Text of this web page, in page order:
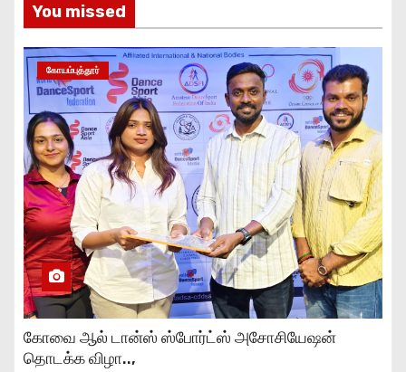
You missed
கோயம்புத்தூர்
கோவை ஆல் டான்ஸ் ஸ்போர்ட்ஸ் அசோசியேஷன்
தொடக்க விழா..,